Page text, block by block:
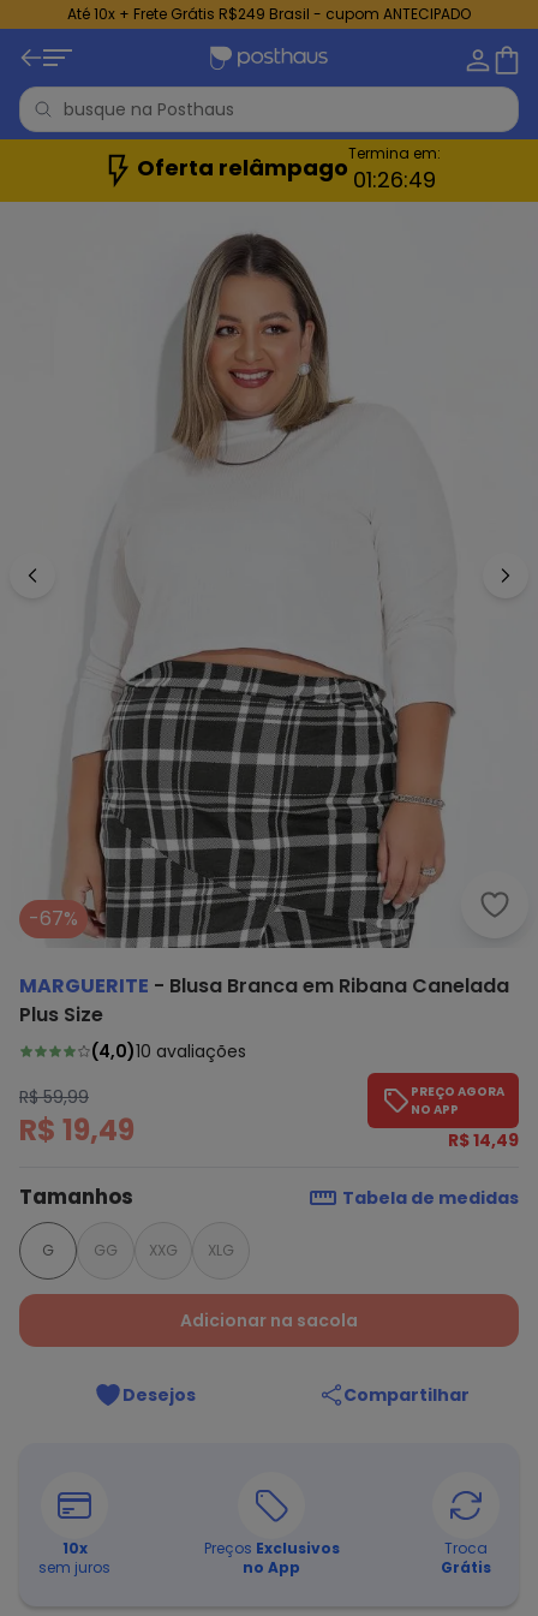
Até 10x + Frete Grátis R$249 Brasil - cupom ANTECIPADO
Oferta relâmpagoTermina em:
01:26:47
-67%
MARGUERITE - Blusa Branca em Ribana Canelada
Plus Size
(4,0)10 avaliações
R$ 59,99
R$ 19,49
PREÇO AGORA
NO APP
R$ 14,49
Tamanhos Tabela de medidas
G GG XXG XLG
Adicionar na sacola
Desejos Compartilhar
10x
sem juros
Preços Exclusivos
no App
Troca
Grátis